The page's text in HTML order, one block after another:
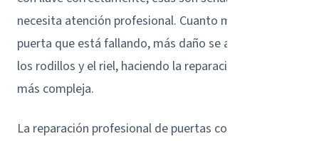
necesita atención profesional. Cuanto más fuerce una
puerta que está fallando, más daño se acumula en
los rodillos y el riel, haciendo la reparación eventual
más compleja.
La reparación profesional de puertas corredizas